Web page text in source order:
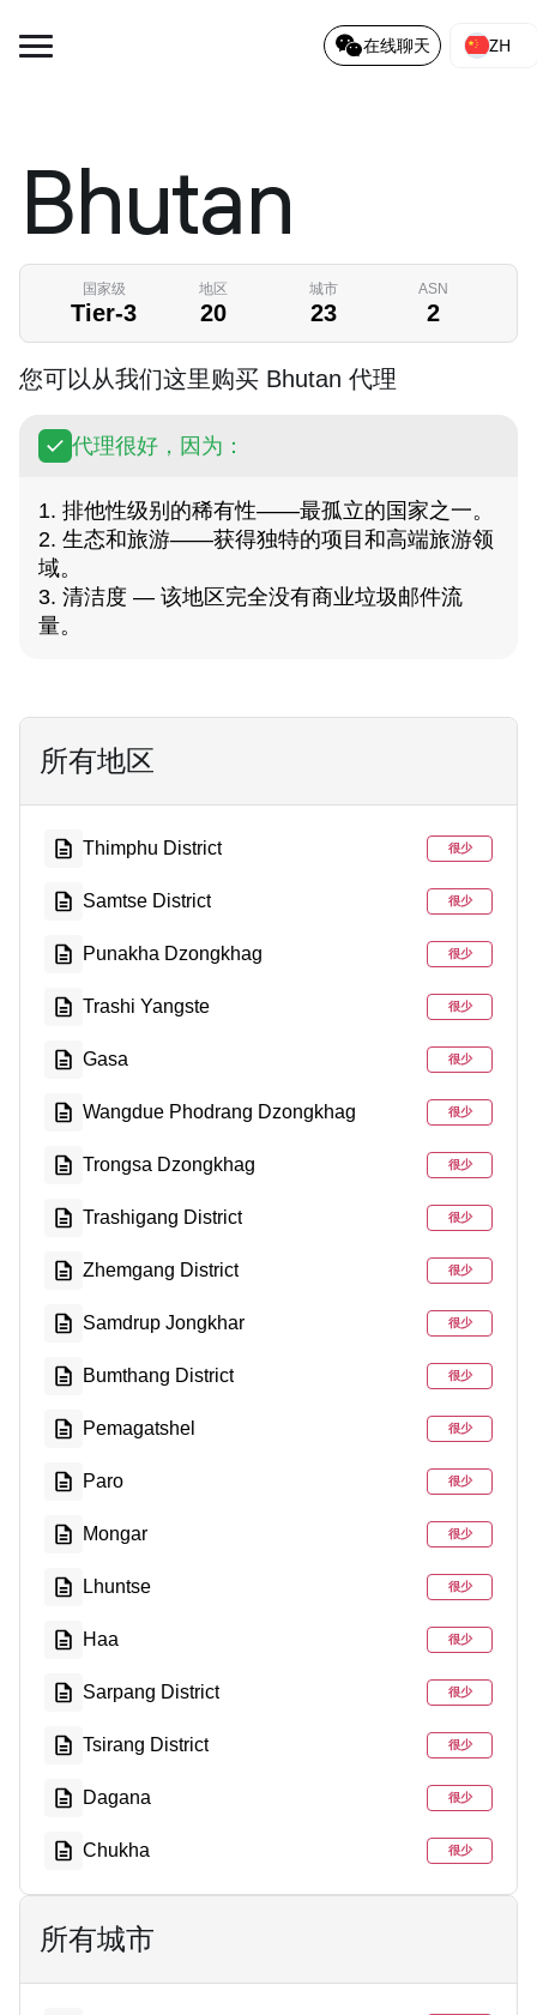
在线聊天 ZH
Bhutan
国家级
Tier-3
地区
20
城市
23
ASN
2
您可以从我们这里购买 Bhutan 代理
代理很好，因为：
1. 排他性级别的稀有性——最孤立的国家之一。
2. 生态和旅游——获得独特的项目和高端旅游领
域。
3. 清洁度 — 该地区完全没有商业垃圾邮件流
量。
所有地区
Thimphu District 很少
Samtse District 很少
Punakha Dzongkhag 很少
Trashi Yangste 很少
Gasa 很少
Wangdue Phodrang Dzongkhag 很少
Trongsa Dzongkhag 很少
Trashigang District 很少
Zhemgang District 很少
Samdrup Jongkhar 很少
Bumthang District 很少
Pemagatshel 很少
Paro 很少
Mongar 很少
Lhuntse 很少
Haa 很少
Sarpang District 很少
Tsirang District 很少
Dagana 很少
Chukha 很少
所有城市